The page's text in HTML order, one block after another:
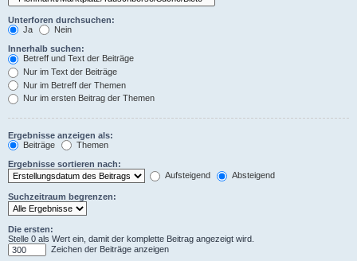
Unterforen durchsuchen:
Ja
Nein
Innerhalb suchen:
Betreff und Text der Beiträge
Nur im Text der Beiträge
Nur im Betreff der Themen
Nur im ersten Beitrag der Themen
Ergebnisse anzeigen als:
Beiträge
Themen
Ergebnisse sortieren nach:
Aufsteigend
Absteigend
Suchzeitraum begrenzen:
Die ersten:
Stelle 0 als Wert ein, damit der komplette Beitrag angezeigt wird.
Zeichen der Beiträge anzeigen